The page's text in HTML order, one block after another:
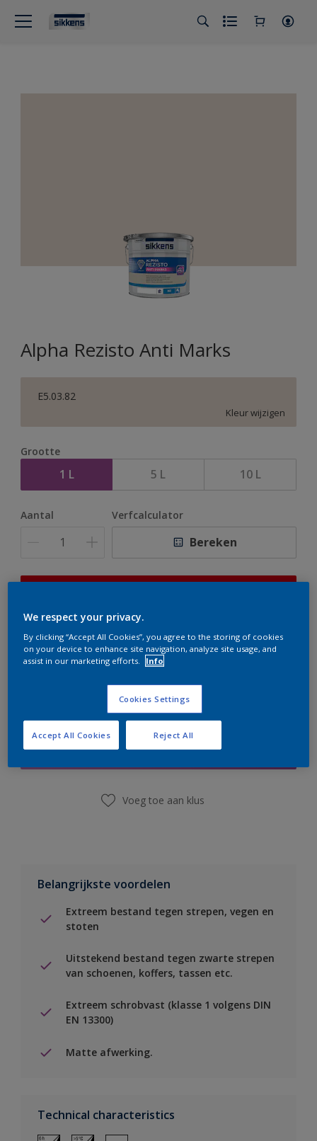
Alpha Rezisto Anti Marks
E5.03.82
Kleur wijzigen
Grootte
1 L 5 L 10 L
Aantal Verfcalculator
Bereken
er hard aan om de voorraad aan te vullen.
Boodschappenlijst
Vind een winkel
Voeg toe aan klus
Belangrijkste voordelen
Extreem bestand tegen strepen, vegen en
stoten
Uitstekend bestand tegen zwarte strepen
van schoenen, koffers, tassen etc.
Extreem schrobvast (klasse 1 volgens DIN
EN 13300)
Matte afwerking.
Technical characteristics
We respect your privacy.
By clicking “Accept All Cookies”, you agree to the storing of cookies
on your device to enhance site navigation, analyze site usage, and
assist in our marketing efforts.
Info
Cookies Settings
Reject All
Accept All Cookies